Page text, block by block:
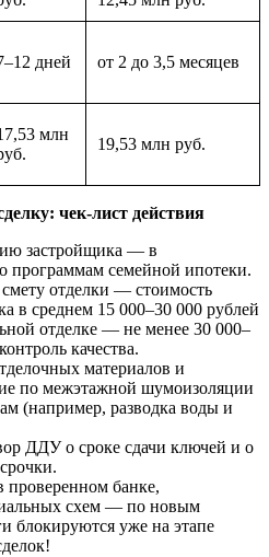
дней от 2 до 3,5 месяцев
млн
19,53 млн руб.
чек-лист действия
застройщика — в
программам семейной ипотеки.
отделки — стоимость
в среднем 15 000–30 000 рублей
отделке — не менее 30 000–
качества.
материалов и
по межэтажной шумоизоляции
(например, разводка воды и
ДДУ о сроке сдачи ключей и о
банке,
схем — по новым
блокируются уже на этапе